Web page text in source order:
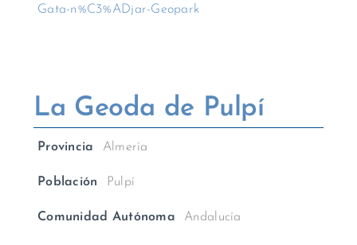
Gata-n%C3%ADjar-Geopark
La Geoda de Pulpí
Provincia Almería
Población Pulpí
Comunidad Autónoma Andalucía